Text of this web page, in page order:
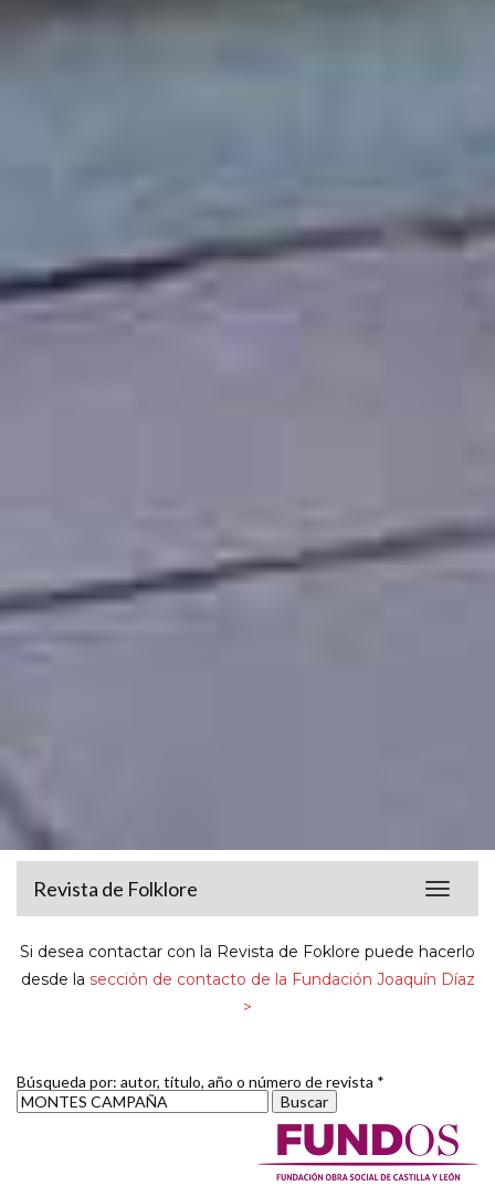
Toggle
Revista de Folklore
Si desea contactar con la Revista de Foklore puede hacerlo
desde la sección de contacto de la Fundación Joaquín Díaz
>
Búsqueda por: autor, título, año o número de revista *